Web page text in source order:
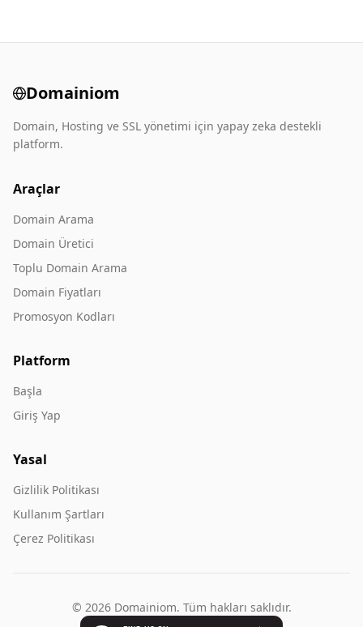
Domainiom
Domain, Hosting ve SSL yönetimi için yapay zeka destekli
platform.
Araçlar
Domain Arama
Domain Üretici
Toplu Domain Arama
Domain Fiyatları
Promosyon Kodları
Platform
Başla
Giriş Yap
Yasal
Gizlilik Politikası
Kullanım Şartları
Çerez Politikası
© 2026 Domainiom. Tüm hakları saklıdır.